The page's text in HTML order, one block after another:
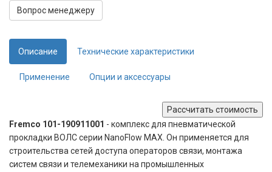
Вопрос менеджеру
Описание Технические характеристики
Применение Опции и аксессуары
Рассчитать стоимость
Fremco 101-190911001 - комплекс для пневматической
прокладки ВОЛС серии NanoFlow MAX. Он применяется для
строительства сетей доступа операторов связи, монтажа
систем связи и телемеханики на промышленных